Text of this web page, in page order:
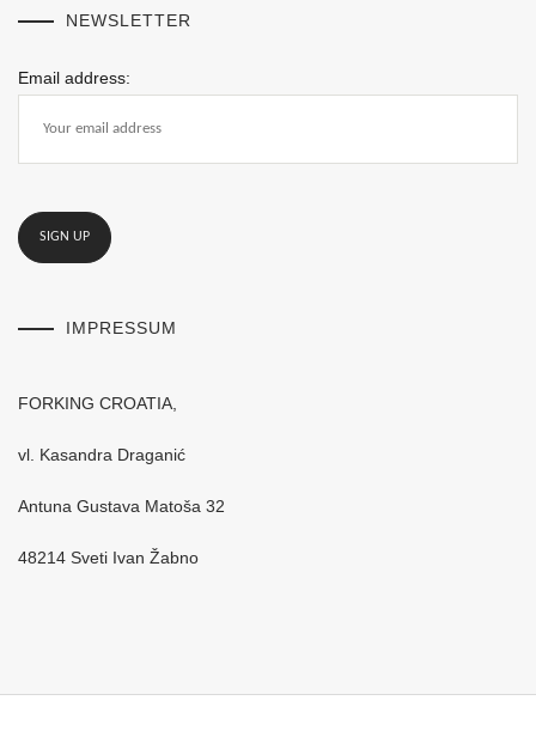
NEWSLETTER
Email address:
IMPRESSUM
FORKING CROATIA,
vl. Kasandra Draganić
Antuna Gustava Matoša 32
48214 Sveti Ivan Žabno